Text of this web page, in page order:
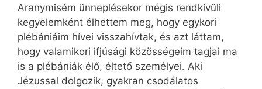
Aranymisém ünneplésekor mégis rendkívüli
kegyelemként élhettem meg, hogy egykori
plébániáim hívei visszahívtak, és azt láttam,
hogy valamikori ifjúsági közösségeim tagjai ma
is a plébániák élő, éltető személyei. Aki
Jézussal dolgozik, gyakran csodálatos